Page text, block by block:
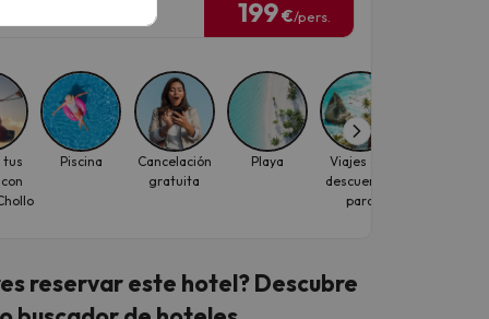
199€/pers.
tus
Piscina
Cancelación
gratuita
Playa
Viajes con
descuentos
para
reservar este hotel? Descubre